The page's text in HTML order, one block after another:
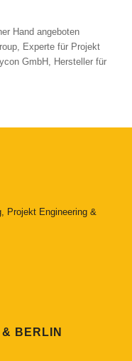
Hand angeboten
Experte für Projekt
GmbH, Hersteller für
Projekt Engineering &
BERLIN